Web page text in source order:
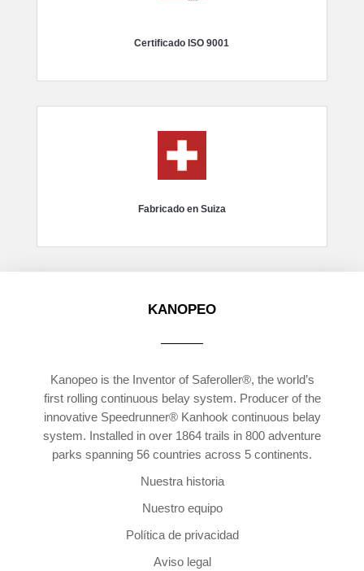
Certificado ISO 9001
Fabricado en Suiza
KANOPEO
Kanopeo is the Inventor of Saferoller®, the world’s
first rolling continuous belay system. Producer of the
innovative Speedrunner® Kanhook continuous belay
system. Installed in over 1864 trails in 800 adventure
parks spanning 56 countries across 5 continents.
Nuestra historia
Nuestro equipo
Política de privacidad
Aviso legal